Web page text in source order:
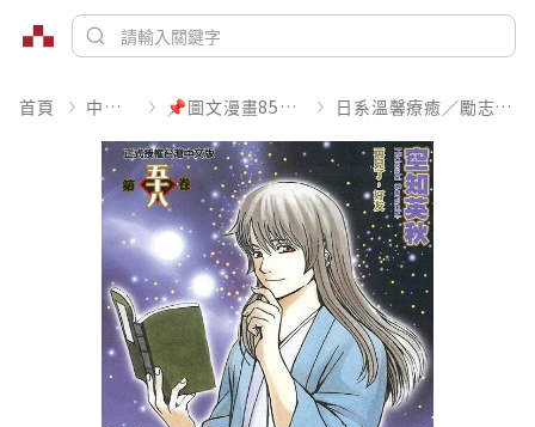
首頁 中文書 📌圖文漫畫85折起 日系溫馨療癒／勵志搞笑